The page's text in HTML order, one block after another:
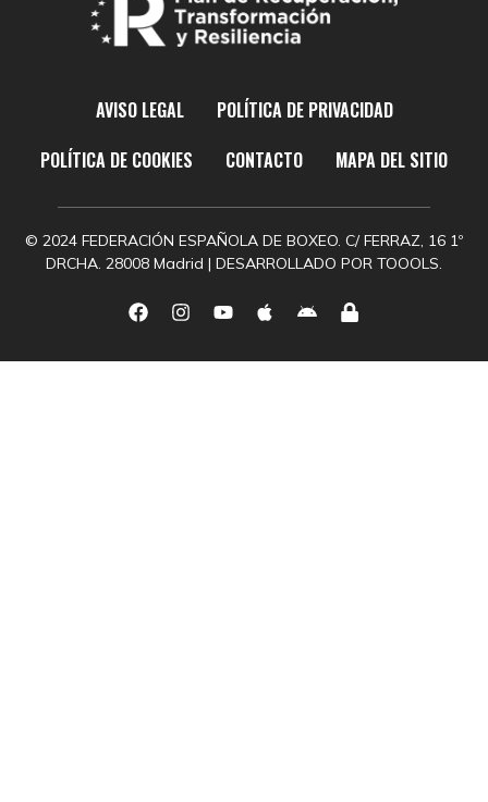
AVISO LEGAL
POLÍTICA DE PRIVACIDAD
POLÍTICA DE COOKIES
CONTACTO MAPA DEL SITIO
© 2024 FEDERACIÓN ESPAÑOLA DE BOXEO. C/ FERRAZ, 16 1º
DRCHA. 28008 Madrid | DESARROLLADO POR TOOOLS.